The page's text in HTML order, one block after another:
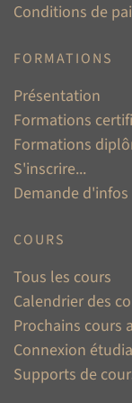
Conditions de
FORMATIONS
Présentation
Formations
Formations
S'inscrire...
Demande d'infos
COURS
Tous les cours
Calendrier des
Prochains cours
Connexion
Supports de